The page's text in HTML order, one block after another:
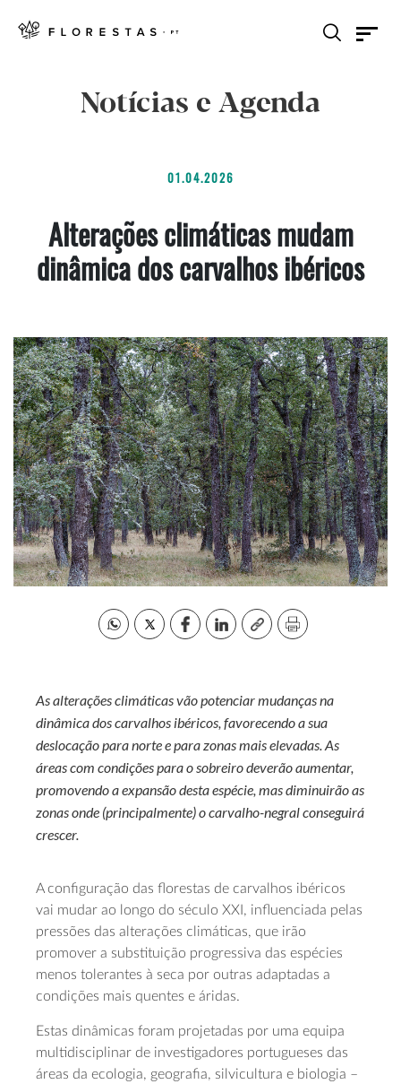
Notícias e Agenda
01.04.2026
Alterações climáticas mudam
dinâmica dos carvalhos ibéricos
As alterações climáticas vão potenciar mudanças na
dinâmica dos carvalhos ibéricos, favorecendo a sua
deslocação para norte e para zonas mais elevadas. As
áreas com condições para o sobreiro deverão aumentar,
promovendo a expansão desta espécie, mas diminuirão as
zonas onde (principalmente) o carvalho-negral conseguirá
crescer.
A configuração das florestas de carvalhos ibéricos
vai mudar ao longo do século XXI, influenciada pelas
pressões das alterações climáticas, que irão
promover a substituição progressiva das espécies
menos tolerantes à seca por outras adaptadas a
condições mais quentes e áridas.
Estas dinâmicas foram projetadas por uma equipa
multidisciplinar de investigadores portugueses das
áreas da ecologia, geografia, silvicultura e biologia –